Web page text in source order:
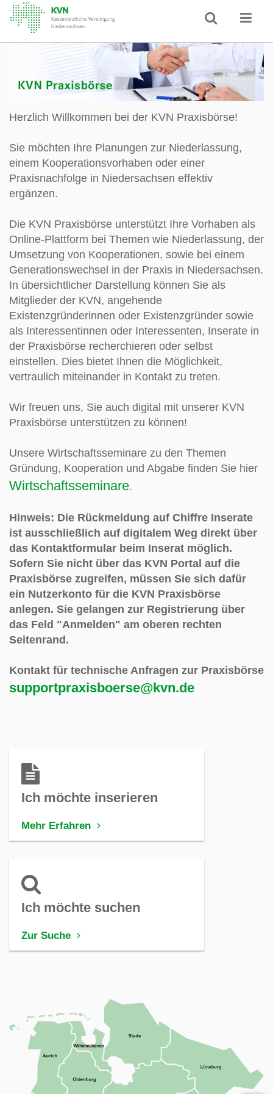
Herzlich Willkommen bei der KVN Praxisbörse!
Sie möchten Ihre Planungen zur Niederlassung,
einem Kooperationsvorhaben oder einer
Praxisnachfolge in Niedersachsen effektiv
ergänzen.
Die KVN Praxisbörse unterstützt Ihre Vorhaben als
Online-Plattform bei Themen wie Niederlassung, der
Umsetzung von Kooperationen, sowie bei einem
Generationswechsel in der Praxis in Niedersachsen.
In übersichtlicher Darstellung können Sie als
Mitglieder der KVN, angehende
Existenzgründerinnen oder Existenzgründer sowie
als Interessentinnen oder Interessenten, Inserate in
der Praxisbörse recherchieren oder selbst
einstellen. Dies bietet Ihnen die Möglichkeit,
vertraulich miteinander in Kontakt zu treten.
Wir freuen uns, Sie auch digital mit unserer KVN
Praxisbörse unterstützen zu können!
Unsere Wirtschaftsseminare zu den Themen
Gründung, Kooperation und Abgabe finden Sie hier
Wirtschaftsseminare.
Hinweis: Die Rückmeldung auf Chiffre Inserate
ist ausschließlich auf digitalem Weg direkt über
das Kontaktformular beim Inserat möglich.
Sofern Sie nicht über das KVN Portal auf die
Praxisbörse zugreifen, müssen Sie sich dafür
ein Nutzerkonto für die KVN Praxisbörse
anlegen. Sie gelangen zur Registrierung über
das Feld "Anmelden" am oberen rechten
Seitenrand .
Kontakt für technische Anfragen zur Praxisbörse
supportpraxisboerse@kvn.de
Ich möchte inserieren
Mehr Erfahren
Ich möchte suchen
Zur Suche